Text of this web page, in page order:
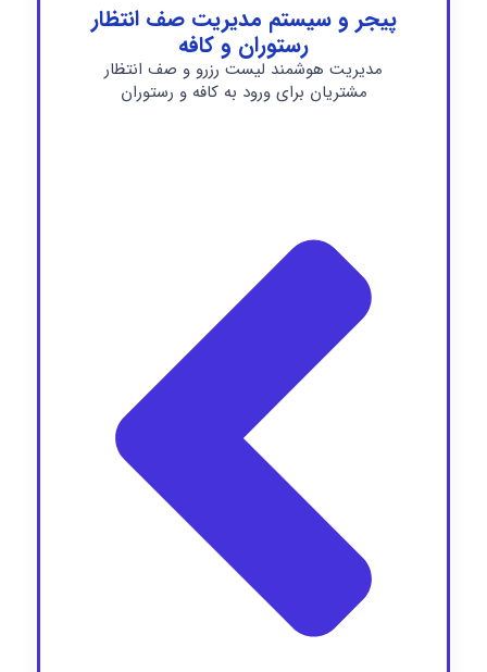
پیجر و سیستم مدیریت صف انتظار
رستوران و کافه
مدیریت هوشمند لیست رزرو و صف انتظار
مشتریان برای ورود به کافه و رستوران